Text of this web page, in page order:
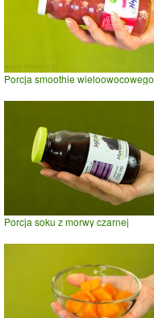
Porcja smoothie wieloowocowego
Porcja soku z morwy czarnej